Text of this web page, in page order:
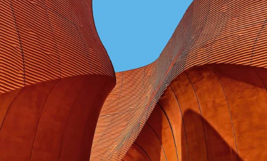
CONTEMPORARY INDUSTRIAL
Shapes Of Jeju